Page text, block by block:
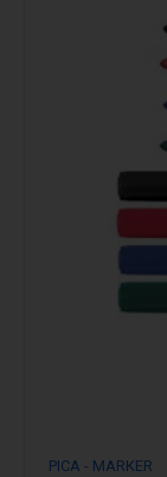
PICA - MARKER